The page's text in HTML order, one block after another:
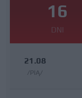
16
DNI
21.08
/PIĄ/